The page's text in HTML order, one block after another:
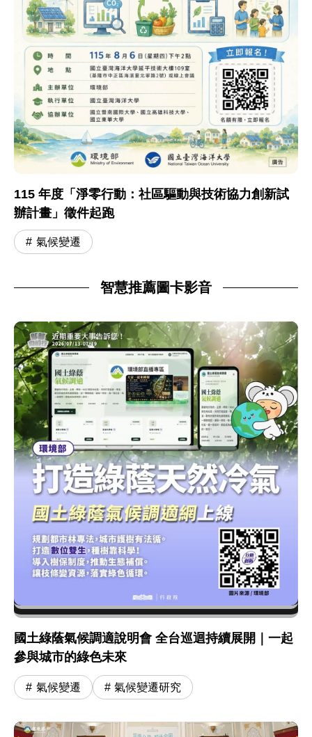
115 年度「淨零行動：社區驅動與技術協力創新試
辦計畫」徵件起跑
氣候變遷
智慧推薦圖卡影音
國土綠蔭氣候調適說明會 全台巡迴持續展開｜一起
參與城市的綠色未來
氣候變遷 氣候變遷研究